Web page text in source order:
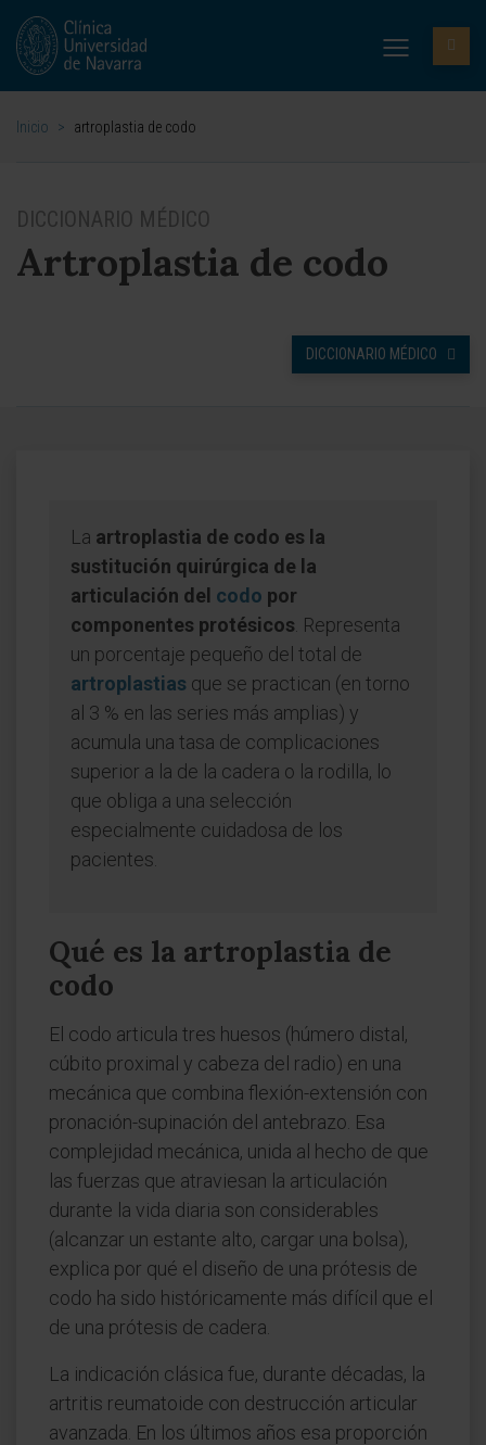
Inicio > artroplastia de codo
DICCIONARIO MÉDICO
Artroplastia de codo
DICCIONARIO MÉDICO
La artroplastia de codo es la
sustitución quirúrgica de la
articulación del codo por
componentes protésicos . Representa
un porcentaje pequeño del total de
artroplastias que se practican (en torno
al 3 % en las series más amplias) y
acumula una tasa de complicaciones
superior a la de la cadera o la rodilla, lo
que obliga a una selección
especialmente cuidadosa de los
pacientes.
Qué es la artroplastia de
codo
El codo articula tres huesos (húmero distal,
cúbito proximal y cabeza del radio) en una
mecánica que combina flexión-extensión con
pronación-supinación del antebrazo. Esa
complejidad mecánica, unida al hecho de que
las fuerzas que atraviesan la articulación
durante la vida diaria son considerables
(alcanzar un estante alto, cargar una bolsa),
explica por qué el diseño de una prótesis de
codo ha sido históricamente más difícil que el
de una prótesis de cadera.
La indicación clásica fue, durante décadas, la
artritis reumatoide con destrucción articular
avanzada. En los últimos años esa proporción